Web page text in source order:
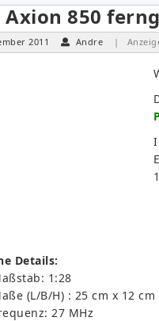
Axion 850
2011 Andre |
Details:
1:28
(L/B/H) : 25 cm x 12 cm
27 MHz